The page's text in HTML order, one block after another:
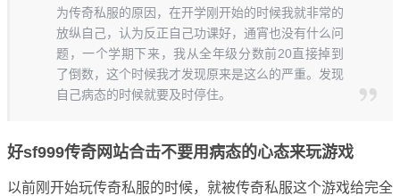
为传奇私服的原因，在开学刚开始的时候我就非常的
放纵自己，认为反正自己功课好，通宵也没有什么问
题，一个学期下来，我从全年级分数前20直接掉到
了倒数，这个时候我才发现原来是这么的严重。发现
自己病态的时候就要及时停住。
好sf999传奇网站合击不要用病态的心态来玩游戏
以前刚开始玩传奇私服的时候，就被传奇私服这个游戏给完全